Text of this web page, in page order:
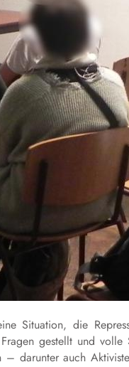
Situation, die
gestellt und
darunter auch